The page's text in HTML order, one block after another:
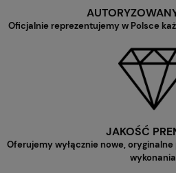
Oficjalnie reprezentujemy w Polsce
JAKOŚĆ
Oferujemy wyłącznie nowe,